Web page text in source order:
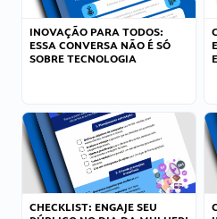
INOVAÇÃO PARA TODOS:
ESSA CONVERSA NÃO É SÓ
SOBRE TECNOLOGIA
CHECKLIST: ENGAJE SEU